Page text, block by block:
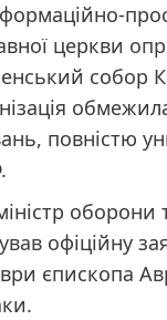
церкви
собор
повністю
оборони
офіційну
єпископа